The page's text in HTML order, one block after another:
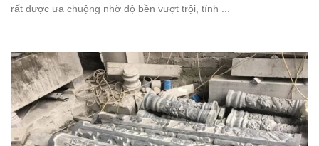
rất được ưa chuộng nhờ độ bền vượt trội, tính ...